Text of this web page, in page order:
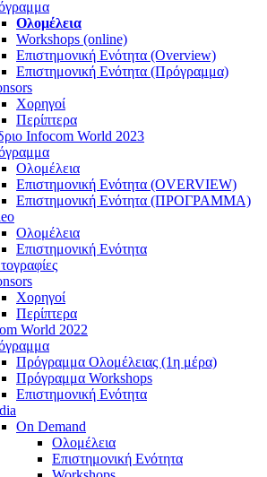
Ολομέλεια
Workshops (online)
Επιστημονική Ενότητα (Overview)
Επιστημονική Ενότητα (Πρόγραμμα)
Χορηγοί
Περίπτερα
Infocom World 2023
Ολομέλεια
Επιστημονική Ενότητα (OVERVIEW)
Επιστημονική Ενότητα (ΠΡΟΓΡΑΜΜΑ)
Ολομέλεια
Επιστημονική Ενότητα
Χορηγοί
Περίπτερα
World 2022
Πρόγραμμα Ολομέλειας (1η μέρα)
Πρόγραμμα Workshops
Επιστημονική Ενότητα
On Demand
Ολομέλεια
Επιστημονική Ενότητα